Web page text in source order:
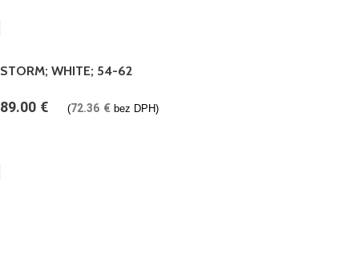
STORM; WHITE; 54-62
89.00 € (72.36 € bez DPH)